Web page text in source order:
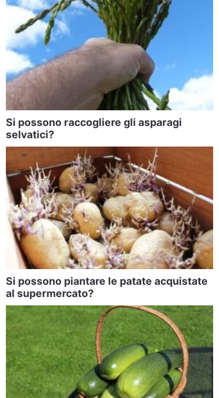
Si possono raccogliere gli asparagi
selvatici?
Si possono piantare le patate acquistate
al supermercato?